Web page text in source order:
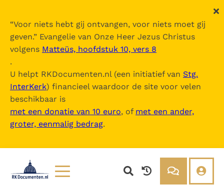
“Voor niets hebt gij ontvangen, voor niets moet gij
geven.” Evangelie van Onze Heer Jezus Christus
volgens Matteüs, hoofdstuk 10, vers 8
.
U helpt RKDocumenten.nl (een initiatief van Stg.
InterKerk) financieel waardoor de site voor velen
beschikbaar is
met een donatie van 10 euro, of met een ander,
groter, eenmalig bedrag.
Catechismus van de Katholieke Kerk
Inhoudsopgave
uitklappen
- Intro
1065)
- DEEL 2 - De viering van het
Christusmysterie (1066-1690)
- DEEL 3 - Het leven in Christus